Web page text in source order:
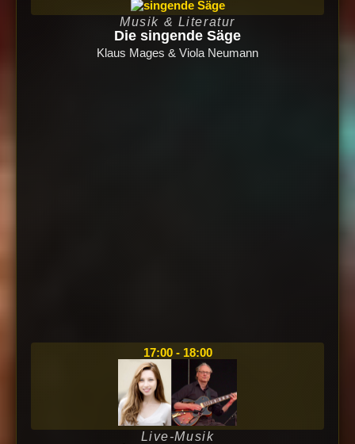
Musik & Literatur
Die singende Säge
Klaus Mages & Viola Neumann
17:00 - 18:00
Live-Musik